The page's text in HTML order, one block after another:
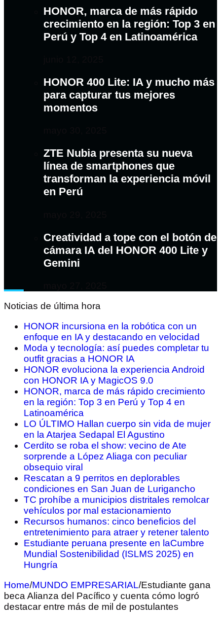
HONOR, marca de más rápido
crecimiento en la región: Top 3 en
Perú y Top 4 en Latinoamérica
HONOR 400 Lite: IA y mucho más
para capturar tus mejores
momentos
ZTE Nubia presenta su nueva
línea de smartphones que
transforman la experiencia móvil
en Perú
Creatividad a tope con el botón de
cámara IA del HONOR 400 Lite y
Gemini
Noticias de última hora
HONOR incursiona en la robótica con un
enfoque en IA y destacando en velocidad
Moda y tecnología: así puedes completar tu
outfit gracias a HONOR IA
HONOR evoluciona la experiencia Android
con HONOR IA y MagicOS 9.0
HONOR, marca de más rápido crecimiento
en la región: Top 3 en Perú y Top 4 en
Latinoamérica
LO ÚLTIMO Hallan cuerpo sin vida de mujer
en la Atarjea Sedapal El Agustino
Cerdito se roba el show: vecino de Ate
sorprende a López Aliaga con peculiar
obsequio viral
Rescatan a 9 perritos en deplorables
condiciones en San Juan de Lurigancho
TC prohíbe a municipios distritales remolcar
vehículos por mal estacionamiento
Recursos humanos: cinco beneficios del
entretenimiento para atraer y retener talento
Estudiante peruana presente en laCumbre
Mundial Sostenibilidad (ISLMS 2025) en
Hungría
Home/MUNDO EMPRESARIAL/Estudiante gana
beca Alianza del Pacífico y cuenta cómo logró
destacar entre más de mil de postulantes